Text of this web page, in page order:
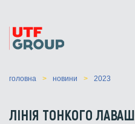
головна новини 2023
ЛІНІЯ ТОНКОГО